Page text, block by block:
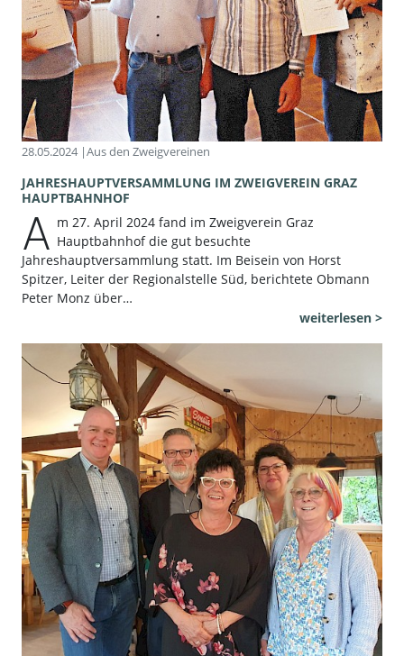
28.05.2024 |Aus den Zweigvereinen
JAHRESHAUPTVERSAMMLUNG IM ZWEIGVEREIN GRAZ
HAUPTBAHNHOF
A m 27. April 2024 fand im Zweigverein Graz
Hauptbahnhof die gut besuchte
Jahreshauptversammlung statt. Im Beisein von Horst
Spitzer, Leiter der Regionalstelle Süd, berichtete Obmann
Peter Monz über…
weiterlesen >